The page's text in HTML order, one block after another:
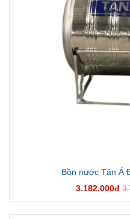
Bồn nước Tân Á
3.182.000đ